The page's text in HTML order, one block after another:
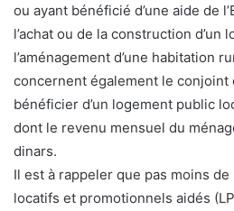
ou ayant bénéficié d’une aide de
l’achat ou de la construction d’un
l’aménagement d’une habitation
concernent également le conjoint
bénéficier d’un logement public
dont le revenu mensuel du
dinars.
Il est à rappeler que pas moins
locatifs et promotionnels aidés